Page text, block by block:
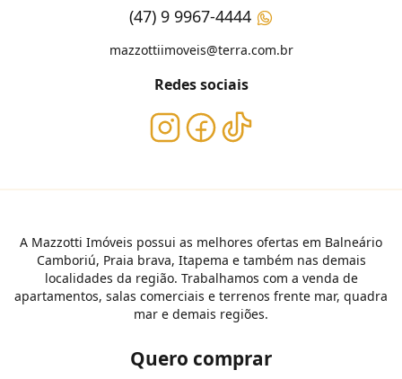
(47) 9 9967-4444
mazzottiimoveis@terra.com.br
Redes sociais
A Mazzotti Imóveis possui as melhores ofertas em Balneário
Camboriú, Praia brava, Itapema e também nas demais
localidades da região. Trabalhamos com a venda de
apartamentos, salas comerciais e terrenos frente mar, quadra
mar e demais regiões.
Quero comprar